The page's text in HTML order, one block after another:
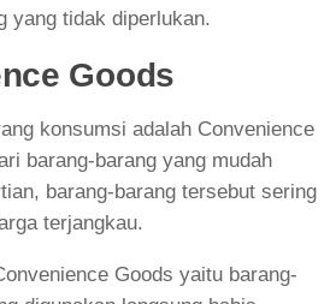
yang tidak diperlukan.
Goods
konsumsi adalah Convenience
barang-barang yang mudah
barang-barang tersebut sering
terjangkau.
Goods yaitu barang-